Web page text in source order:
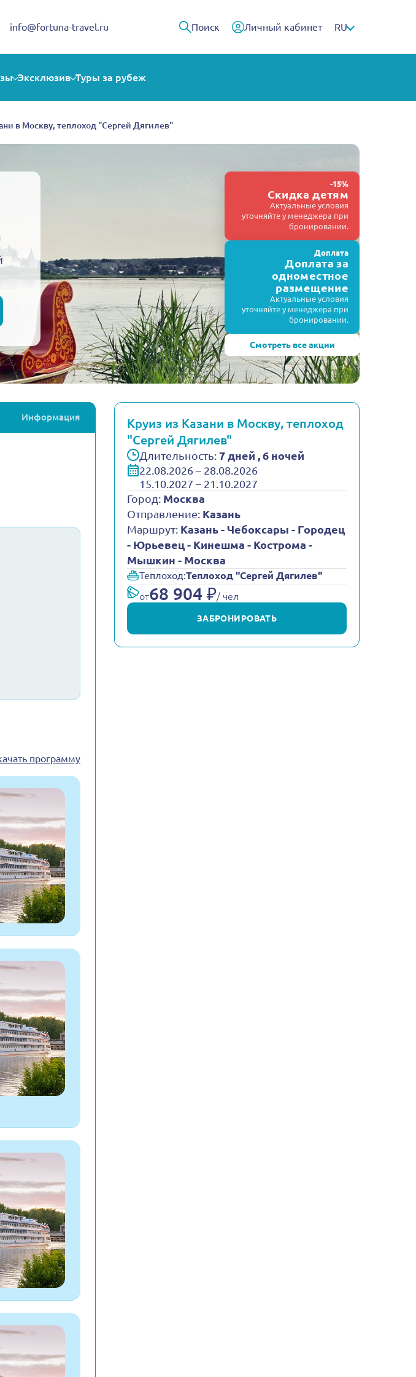
поездку? Могу помочь!
info@fortuna-travel.ru Поиск Личный кабинет RU
Эксклюзив Туры за рубеж
в Москву, теплоход "Сергей Дягилев"
-15%
Скидка детям
Актуальные условия
уточняйте у менеджера при
бронировании.
Доплата
Доплата за
одноместное
размещение
Актуальные условия
уточняйте у менеджера при
бронировании.
Смотреть все акции
Информация
программу
Круиз из Казани в Москву, теплоход
"Сергей Дягилев"
Длительность: 7 дней , 6 ночей
22.08.2026 – 28.08.2026
15.10.2027 – 21.10.2027
Город: Москва
Отправление: Казань
Маршрут: Казань - Чебоксары - Городец
- Юрьевец - Кинешма - Кострома -
Мышкин - Москва
Теплоход:Теплоход "Сергей Дягилев"
от68 904 ₽/ чел
ЗАБРОНИРОВАТЬ